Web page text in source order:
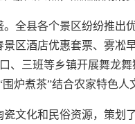
全县各个景区纷纷推出
区酒店优惠套票、雾凇
、三班等乡镇开展舞龙
炉煮茶”结合农家特色人
文化和民俗资源，策划